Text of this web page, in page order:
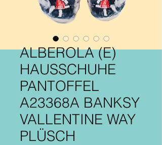
ALBEROLA (E)
HAUSSCHUHE
PANTOFFEL
A23368A BANKSY
VALLENTINE WAY
PLÜSCH